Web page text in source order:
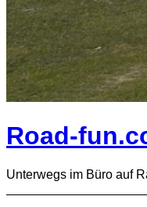
Road-
Unterwegs im Büro auf